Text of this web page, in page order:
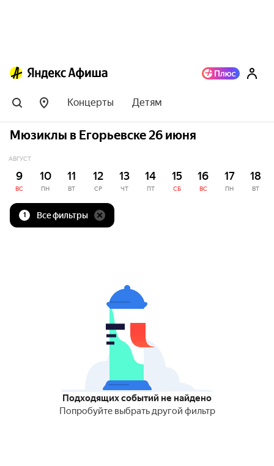
Концерты Детям
Мюзиклы в Егорьевске 26 июня
АВГУСТ
9
ВС
10
ПН
11
ВТ
12
СР
13
ЧТ
14
ПТ
15
СБ
16
ВС
17
ПН
18
ВТ
1 Все фильтры
Подходящих событий не найдено
Попробуйте выбрать другой фильтр